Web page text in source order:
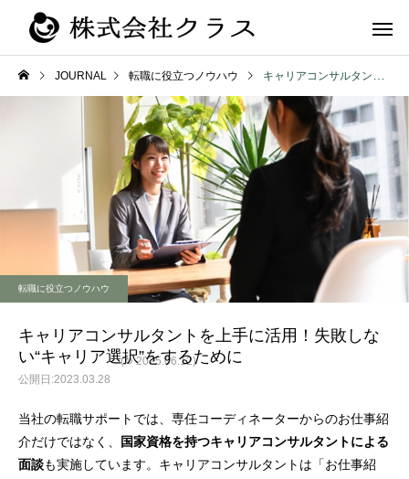
新卒
第二新卒・メ
ラス
JOURNAL 転職に役立つノウハウ キャリアコンサルタントを上手に活用！失敗しない“キャリア選択”をするために
転職に役立つノウハウ
キャリアコンサルタントを上手に活用！失敗しな
い“キャリア選択”をするために
2023.03.28
(↻ 2025.06.12)
当社の転職サポートでは、専任コーディネーターからのお仕事紹
介だけではなく、
国家資格を持つキャリアコンサルタントによる
面談も実施しています。キャリアコンサルタントは「お仕事紹